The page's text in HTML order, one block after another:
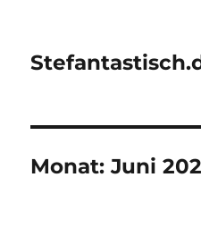
Monat:Juni